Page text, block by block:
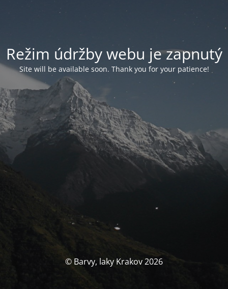
Režim údržby webu je zapnutý
Site will be available soon. Thank you for your patience!
© Barvy, laky Krakov 2026